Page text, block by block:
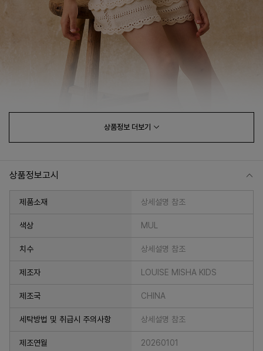
상품정보 더보기
상품정보고시
제품소재 상세설명 참조
색상 MUL
치수 상세설명 참조
제조자 LOUISE MISHA KIDS
제조국 CHINA
세탁방법 및 취급시 주의사항 상세설명 참조
제조연월 20260101